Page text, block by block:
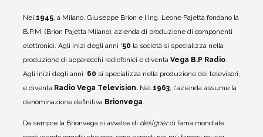
Nel 1945 , a Milano, Giuseppe Brion e l'ing. Leone Pajetta fondano la
B.P.M. (Brion Pajetta Milano), azienda di produzione di componenti
elettronici. Agli inizi degli anni '50 la società si specializza nella
produzione di apparecchi radiofonici e diventa Vega B.P Radio
Agli inizi degli anni '60 si specializza nella produzione dei televisori,
e diventa Radio Vega Television. Nel 1963 , l'azienda assume la
denominazione definitiva Brionvega
Da sempre la Brionvega si avvalse di designerdi fama mondiale